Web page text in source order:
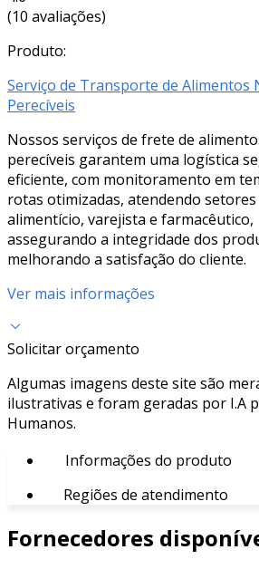
(10 avaliações)
Produto:
Serviço de Transporte de Alimentos
Perecíveis
Nossos serviços de frete de
perecíveis garantem uma logística
eficiente, com monitoramento em
rotas otimizadas, atendendo setores
alimentício, varejista e farmacêutico,
assegurando a integridade dos
melhorando a satisfação do cliente.
Ver mais informações
Solicitar orçamento
Algumas imagens deste site são
ilustrativas e foram geradas por I.A
Humanos.
Informações do produto
Regiões de atendimento
Fornecedores